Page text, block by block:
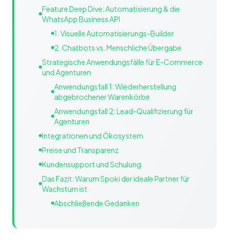
Feature Deep Dive: Automatisierung & die
WhatsApp Business API
1. Visuelle Automatisierungs-Builder
2. Chatbots vs. Menschliche Übergabe
Strategische Anwendungsfälle für E-Commerce
und Agenturen
Anwendungsfall 1: Wiederherstellung
abgebrochener Warenkörbe
Anwendungsfall 2: Lead-Qualifizierung für
Agenturen
Integrationen und Ökosystem
Preise und Transparenz
Kundensupport und Schulung
Das Fazit: Warum Spoki der ideale Partner für
Wachstum ist
Abschließende Gedanken